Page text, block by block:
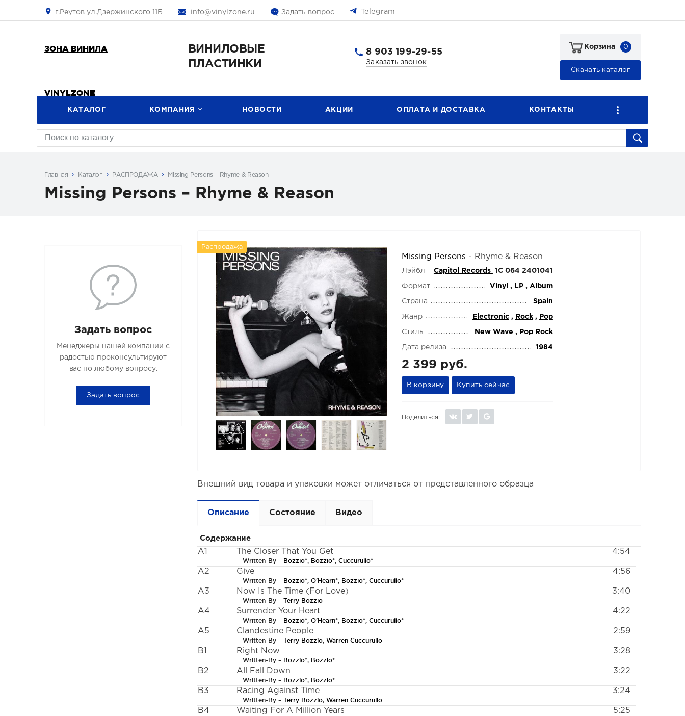
г.Реутов ул.Дзержинского 11Б info@vinylzone.ru Задать вопрос Telegram
ЗОНА ВИНИЛА
VINYLZONE
ВИНИЛОВЫЕ
ПЛАСТИНКИ
8 903 199-29-55
Заказать звонок
Корзина 0
Скачать каталог
КАТАЛОГ КОМПАНИЯ НОВОСТИ АКЦИИ ОПЛАТА И ДОСТАВКА КОНТАКТЫ
Главная Каталог РАСПРОДАЖА Missing Persons ‎– Rhyme & Reason
Missing Persons ‎– Rhyme & Reason
Задать вопрос
Менеджеры нашей компании с
радостью проконсультируют
вас по любому вопросу.
Задать вопрос
Распродажа
Missing Persons - Rhyme & Reason
Лэйбл Capitol Records ‎ 1C 064 2401041
Формат Vinyl , LP, Album
Страна Spain
Жанр Electronic, Rock, Pop
Стиль New Wave , Pop Rock
Дата релиза 1984
2 399 руб.
В корзину Купить сейчас
Поделиться:
Внешний вид товара и упаковки может отличаться от представленного образца
Описание Состояние Видео
Содержание
A1 The Closer That You Get
Written-By – Bozzio*, Bozzio*,Cuccurullo*
4:54
A2 Give
Written-By – Bozzio*,O'Hearn*, Bozzio*,Cuccurullo*
4:56
A3 Now Is The Time (For Love)
Written-By –Terry Bozzio
3:40
A4 Surrender Your Heart
Written-By – Bozzio*,O'Hearn*, Bozzio*,Cuccurullo*
4:22
A5 Clandestine People
Written-By –Terry Bozzio,Warren Cuccurullo
2:59
B1 Right Now
Written-By – Bozzio*, Bozzio*
3:28
B2 All Fall Down
Written-By – Bozzio*, Bozzio*
3:22
B3 Racing Against Time
Written-By –Terry Bozzio,Warren Cuccurullo
3:24
B4 Waiting For A Million Years 5:25